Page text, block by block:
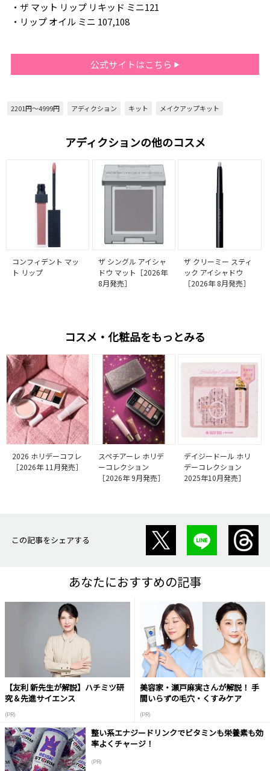
・ザ マット リップ リキッド ミニ121
・リップ オイル ミニ 107,108
公式サイトはこちら
2201円～4999円 アディクション キット メイクアップキット
アディクションの他のコスメ
コンフィデント マッ
ト リップ
ザ シングル アイシャ
ドウ マット［2026年
8月発売］
ザ クリーミー スティ
ック アイシャドウ
［2026年 8月発売］
コスメ・化粧品をもっとみる
2026 ホリデーコフレ
［2026年 11月発売］
スペチアーレ ホリデ
ーコレクション
［2026年 9月発売］
デイジードール ホリ
デーコレクション
2025年10月発売］
この記事をシェアする
あなたにおすすめの記事
【友利 新先生が解説】ハチミツ研
究＆先進サイエンス
(PR)
美容家・瀬戸麻実さんが解説！ 手
間いらずの毛穴・くすみケア
(PR)
整い系エナジードリンクでビタミンも栄養素も効
率よくチャージ！
(PR)